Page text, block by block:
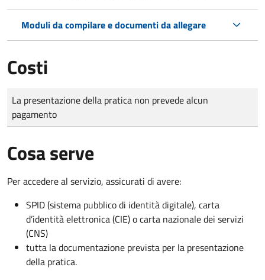
Moduli da compilare e documenti da allegare
Costi
Tipo di pagamento
Importo
La presentazione della pratica non prevede alcun
pagamento
Cosa serve
Per accedere al servizio, assicurati di avere:
SPID (sistema pubblico di identità digitale), carta
d’identità elettronica (CIE) o carta nazionale dei servizi
(CNS)
tutta la documentazione prevista per la presentazione
della pratica.